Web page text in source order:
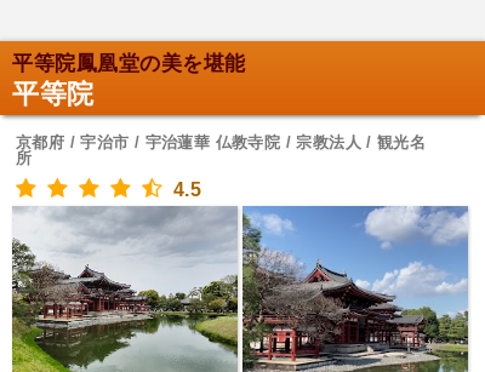
平等院鳳凰堂の美を堪能
平等院
京都府 / 宇治市 / 宇治蓮華 仏教寺院 / 宗教法人 / 観光名
所
4.5